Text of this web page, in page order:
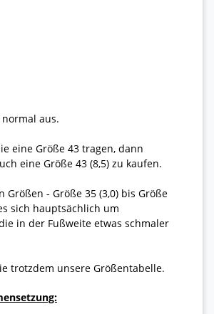
aus.
eine Größe 43 tragen, dann
eine Größe 43 (8,5) zu kaufen.
Größen - Größe 35 (3,0) bis Größe
sich hauptsächlich um
in der Fußweite etwas schmaler
trotzdem unsere Größentabelle.